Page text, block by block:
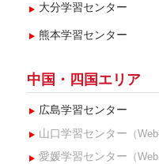
2024年9月(5)
2024年8月(3)
2024年7月(1)
2024年6月(2)
2024年5月(5)
2024年4月(5)
大分学習センター
熊本学習センター
中国・四国エリア
広島学習センター
山口学習センター （
愛媛学習センター （